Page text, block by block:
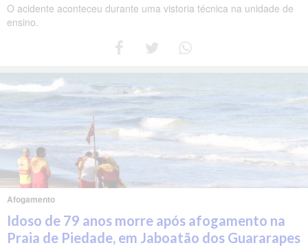
O acidente aconteceu durante uma vistoria técnica na unidade de
ensino.
Afogamento
Idoso de 79 anos morre após afogamento na
Praia de Piedade, em Jaboatão dos Guararapes